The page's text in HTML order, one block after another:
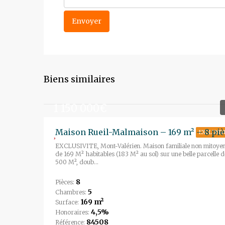
Biens similaires
1 150 000€
EXCLUSIVITE, Mont-Valérien. Maison familiale non
de 169 M² habitables (183 M² au sol) sur une belle parcelle
500 M², doub...
Pièces: 8
Chambres: 5
Surface: 169 m²
Honoraires: 4,5%
Référence: 84508